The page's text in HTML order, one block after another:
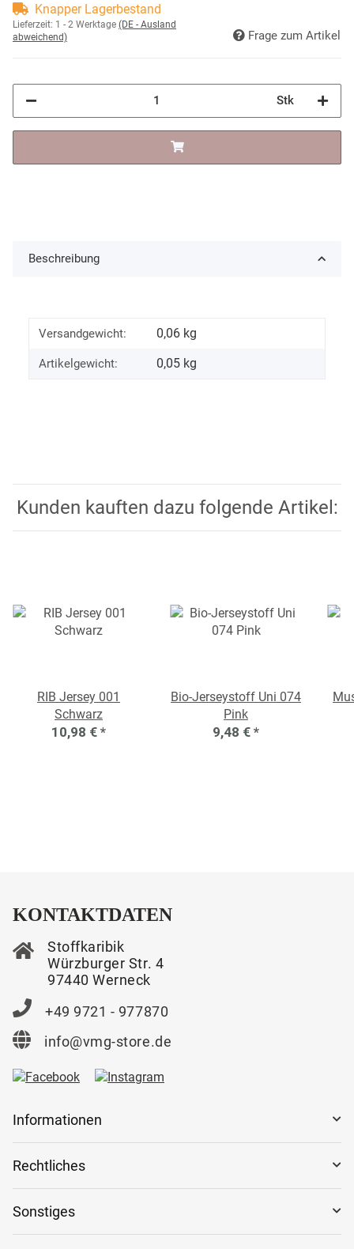
Knapper Lagerbestand
Lieferzeit: 1 - 2 Werktage (DE - Ausland
abweichend)
Frage zum Artikel
Stk
Beschreibung
Versandgewicht: 0,06 kg
Artikelgewicht: 0,05 kg
Kunden kauften dazu folgende Artikel:
RIB Jersey 001
Schwarz
10,98 € *
Bio-Jerseystoff Uni 074
Pink
9,48 € *
KONTAKTDATEN
Stoffkaribik
Würzburger Str. 4
97440 Werneck
+49 9721 - 977870
info@vmg-store.de
Informationen
Rechtliches
Sonstiges